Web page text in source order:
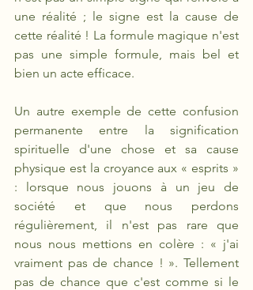
une réalité ; le signe est la cause de
cette réalité ! La formule magique n'est
pas une simple formule, mais bel et
bien un acte efficace.
Un autre exemple de cette confusion
permanente entre la signification
spirituelle d'une chose et sa cause
physique est la croyance aux « esprits »
: lorsque nous jouons à un jeu de
société et que nous perdons
régulièrement, il n'est pas rare que
nous nous mettions en colère : « j'ai
vraiment pas de chance ! ». Tellement
pas de chance que c'est comme si le